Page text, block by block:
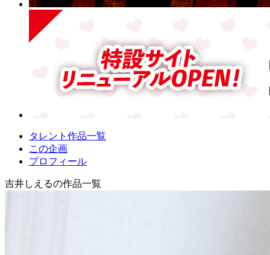
タレント作品一覧
この企画
プロフィール
吉井しえるの作品一覧